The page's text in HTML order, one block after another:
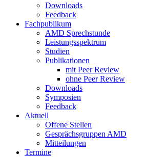
Downloads
Feedback
Fachpublikum
AMD Sprechstunde
Leistungsspektrum
Studien
Publikationen
mit Peer Review
ohne Peer Review
Downloads
Symposien
Feedback
Aktuell
Offene Stellen
Gesprächsgruppen AMD
Mitteilungen
Termine